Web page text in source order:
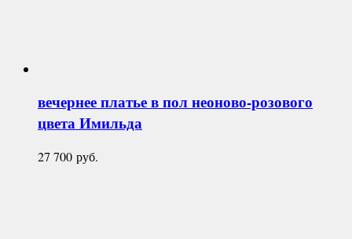
вечернее платье в пол неоново-розового
цветаИмильда
27 700 руб.